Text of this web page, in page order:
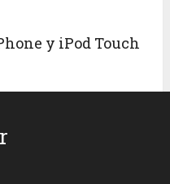
y iPod Touch